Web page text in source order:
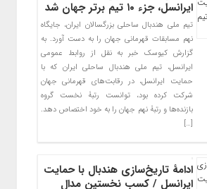
ایرانسل، جزء ۱۰ تیم برتر جهان شد
تیم ملی هندبال ساحلی بزرگسالان ایران، جایگاه
نهم مسابقات قهرمانی جهان را به دست آورد. به
گزارش کیوسک خبر به نقل از روابط عمومی
ایرانسل، تیم ملی هندبال ساحلی ایران که با
حمایت ایرانسل، در رقابت‌های قهرمانی جهان
شرکت کرده بود، توانست رتبۀ نخست گروه
بازنده‌ها و رتبۀ نهم جهان را به خود اختصاص دهد.
[…]
ادامۀ تاریخ‌سازی هندبال با حمایت
ایرانسل / کسب نخستین مدال